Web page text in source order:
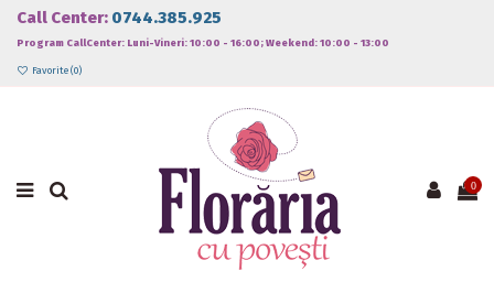
Call Center: 0744.385.925
Program CallCenter: Luni-Vineri: 10:00 - 16:00; Weekend: 10:00 - 13:00
Favorite (0)
0